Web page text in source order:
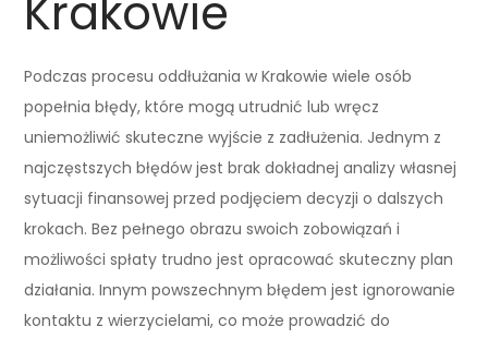
Krakowie
Podczas procesu oddłużania w Krakowie wiele osób
popełnia błędy, które mogą utrudnić lub wręcz
uniemożliwić skuteczne wyjście z zadłużenia. Jednym z
najczęstszych błędów jest brak dokładnej analizy własnej
sytuacji finansowej przed podjęciem decyzji o dalszych
krokach. Bez pełnego obrazu swoich zobowiązań i
możliwości spłaty trudno jest opracować skuteczny plan
działania. Innym powszechnym błędem jest ignorowanie
kontaktu z wierzycielami, co może prowadzić do